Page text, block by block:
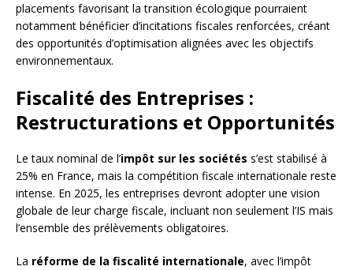
placements favorisant la transition écologique pourraient
notamment bénéficier d’incitations fiscales renforcées, créant
des opportunités d’optimisation alignées avec les objectifs
environnementaux.
Fiscalité des Entreprises :
Restructurations et Opportunités
Le taux nominal de l’impôt sur les sociétés s’est stabilisé à
25% en France, mais la compétition fiscale internationale reste
intense. En 2025, les entreprises devront adopter une vision
globale de leur charge fiscale, incluant non seulement l’IS mais
l’ensemble des prélèvements obligatoires.
La réforme de la fiscalité internationale, avec l’impôt